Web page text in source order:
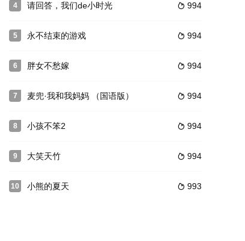
钱，他们拥有一个共同的神经质投资顾问
紫悦、苹果嘉儿、云宝、碧琪、柔柔和珍奇离开小马国踏上难忘之
4  994
请回答，我们de小时光
5  994
永不结束的游戏
6  994
胖女不愁嫁
7  994
麦兜·我和我妈妈 （国语版）
8  994
小孩不笨2
9  994
大笑天竹
10  993
小熊的夏天